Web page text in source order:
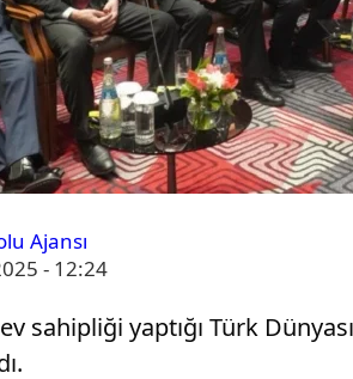
Ajansı
- 12:24
sahipliği yaptığı Türk